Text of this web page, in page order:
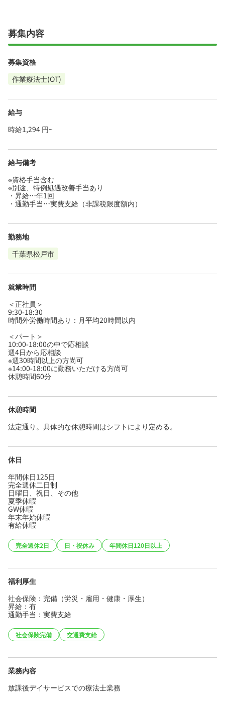
募集内容
募集資格
作業療法士(OT)
給与
時給1,294 円~
給与備考
※資格手当含む
※別途、特例処遇改善手当あり
・昇給…年1回
・通勤手当…実費支給（非課税限度額内）
勤務地
千葉県松戸市
就業時間
＜正社員＞
9:30-18:30
時間外労働時間あり：月平均20時間以内
＜パート＞
10:00-18:00の中で応相談
週4日から応相談
※週30時間以上の方尚可
※14:00-18:00に勤務いただける方尚可
休憩時間60分
休憩時間
法定通り。具体的な休憩時間はシフトにより定める。
休日
年間休日125日
完全週休二日制
日曜日、祝日、その他
夏季休暇
GW休暇
年末年始休暇
有給休暇
完全週休2日 日・祝休み 年間休日120日以上
福利厚生
社会保険：完備（労災・雇用・健康・厚生）
昇給：有
通勤手当：実費支給
社会保険完備 交通費支給
業務内容
放課後デイサービスでの療法士業務